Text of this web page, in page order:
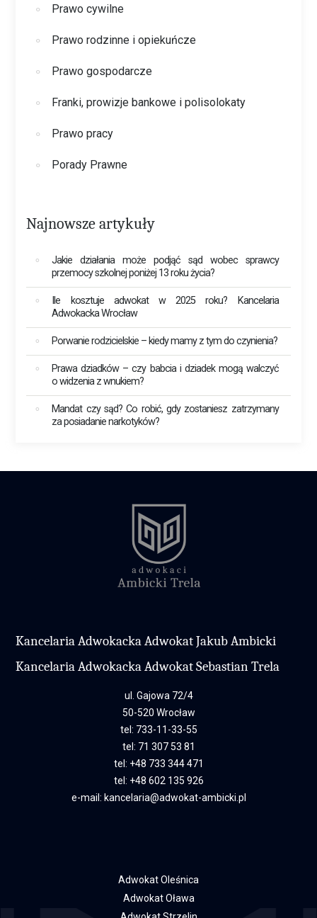
Prawo cywilne
Prawo rodzinne i opiekuńcze
Prawo gospodarcze
Franki, prowizje bankowe i polisolokaty
Prawo pracy
Porady Prawne
Najnowsze artykuły
Jakie działania może podjąć sąd wobec sprawcy
przemocy szkolnej poniżej 13 roku życia?
Ile kosztuje adwokat w 2025 roku? Kancelaria
Adwokacka Wrocław
Porwanie rodzicielskie – kiedy mamy z tym do czynienia?
Prawa dziadków – czy babcia i dziadek mogą walczyć
o widzenia z wnukiem?
Mandat czy sąd? Co robić, gdy zostaniesz zatrzymany
za posiadanie narkotyków?
Kancelaria Adwokacka Adwokat Jakub Ambicki
Kancelaria Adwokacka Adwokat Sebastian Trela
ul. Gajowa 72/4
50-520 Wrocław
tel: 733-11-33-55
tel: 71 307 53 81
tel: +48 733 344 471
tel: +48 602 135 926
e-mail: kancelaria@adwokat-ambicki.pl
Adwokat Oleśnica
Adwokat Oława